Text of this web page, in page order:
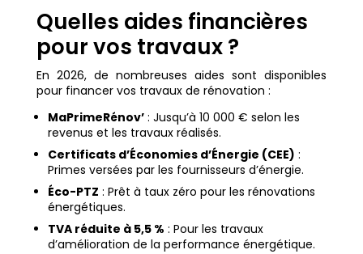
Quelles aides financières
pour vos travaux ?
En 2026, de nombreuses aides sont disponibles
pour financer vos travaux de rénovation :
MaPrimeRénov’: Jusqu’à 10 000 € selon les
revenus et les travaux réalisés.
Certificats d’Économies d’Énergie (CEE) :
Primes versées par les fournisseurs d’énergie.
Éco-PTZ : Prêt à taux zéro pour les rénovations
énergétiques.
TVA réduite à 5,5 % : Pour les travaux
d’amélioration de la performance énergétique.